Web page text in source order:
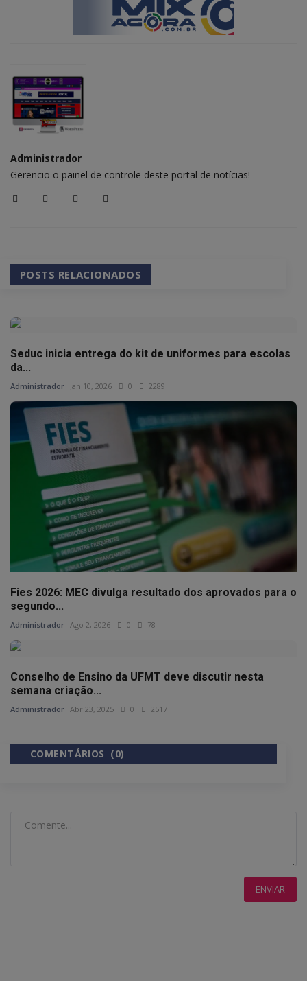
Administrador
Gerencio o painel de controle deste portal de notícias!
POSTS RELACIONADOS
Seduc inicia entrega do kit de uniformes para escolas
da...
Administrador Jan 10, 2026 0 2289
Fies 2026: MEC divulga resultado dos aprovados para o
segundo...
Administrador Ago 2, 2026 0 78
Conselho de Ensino da UFMT deve discutir nesta
semana criação...
Administrador Abr 23, 2025 0 2517
COMENTÁRIOS (0)
ENVIAR